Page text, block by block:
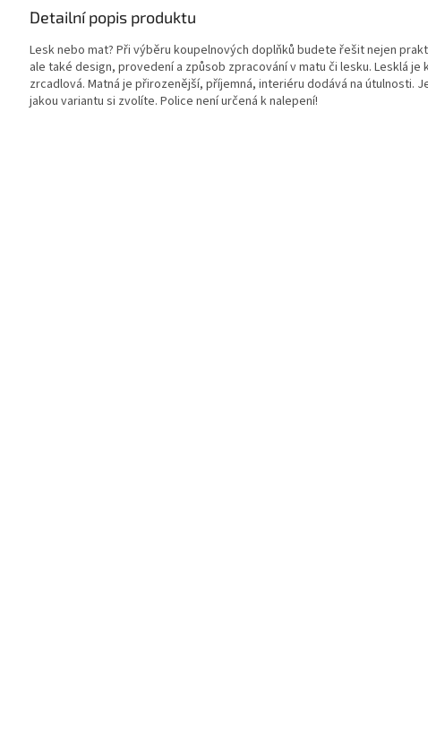
Detailní popis produktu
Lesk nebo mat? Při výběru koupelnových doplňků budete řešit nejen
ale také design, provedení a způsob zpracování v matu či lesku. Lesklá je
zrcadlová. Matná je přirozenější, příjemná, interiéru dodává na útulnosti.
jakou variantu si zvolíte. Police není určená k nalepení!